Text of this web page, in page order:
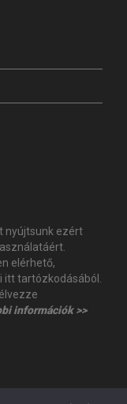
nyújtsunk ezért
elérhető,
tartózkodásából.
információk >>